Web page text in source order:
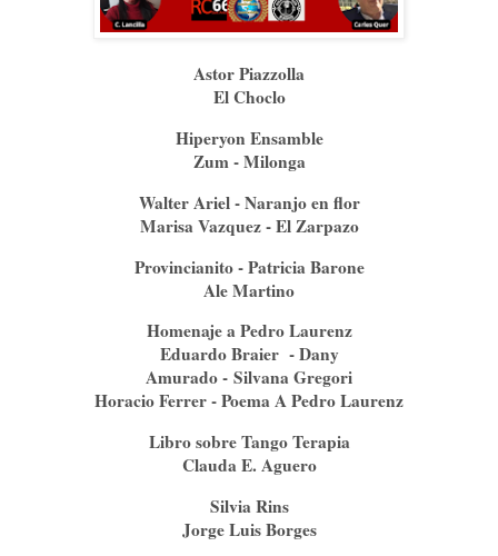
Astor Piazzolla
El Choclo
Hiperyon Ensamble
Zum - Milonga
Walter Ariel - Naranjo en flor
Marisa Vazquez - El Zarpazo
Provincianito - Patricia Barone
Ale Martino
Homenaje a Pedro Laurenz
Eduardo Braier - Dany
Amurado - Silvana Gregori
Horacio Ferrer - Poema A Pedro Laurenz
Libro sobre Tango Terapia
Clauda E. Aguero
Silvia Rins
Jorge Luis Borges